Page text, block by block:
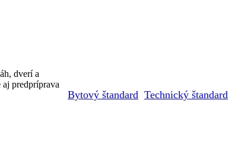
dverí a
predpríprava
Bytový štandard Technický štandard